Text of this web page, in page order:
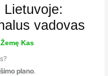
vadovas
Kas
plano.